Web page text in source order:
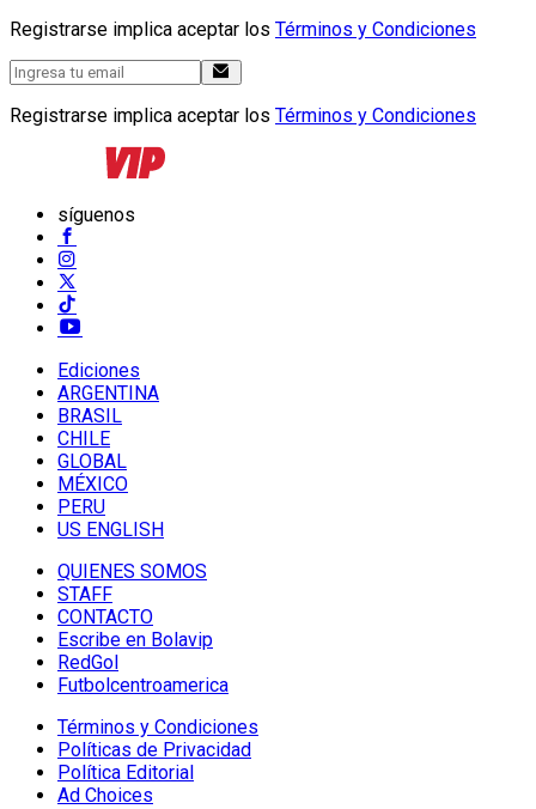
Registrarse implica aceptar los Términos y Condiciones
Registrarse implica aceptar los Términos y Condiciones
síguenos
Ediciones
ARGENTINA
BRASIL
CHILE
GLOBAL
MÉXICO
PERU
US ENGLISH
QUIENES SOMOS
STAFF
CONTACTO
Escribe en Bolavip
RedGol
Futbolcentroamerica
Términos y Condiciones
Políticas de Privacidad
Política Editorial
Ad Choices